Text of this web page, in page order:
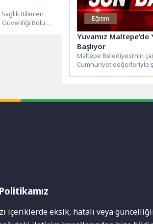
Bilimleri
Güvenliği Bölüm
Eğitim
Yuvamız Maltepe’de
Başlıyor
Maltepe Belediyesi’nin
Cumhuriyet değerleriyle
içeriklerde eksik, hatalı veya